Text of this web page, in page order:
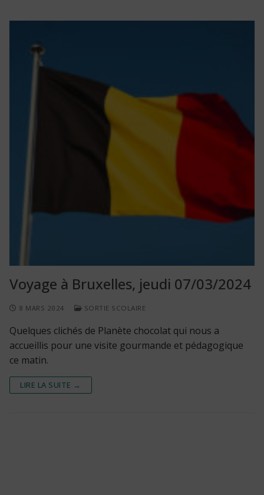
Voyage à Bruxelles, jeudi 07/03/2024
8 MARS 2024 SORTIE SCOLAIRE
Quelques clichés de Planète chocolat qui nous a
accueillis pour une visite gourmande et pédagogique
ce matin.
LIRE LA SUITE →